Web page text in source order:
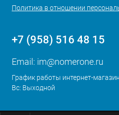
Политика в отношении
+7 (958) 516 48 15
Email: im@nomerone.ru
График работы интернет-
Вс: Выходной